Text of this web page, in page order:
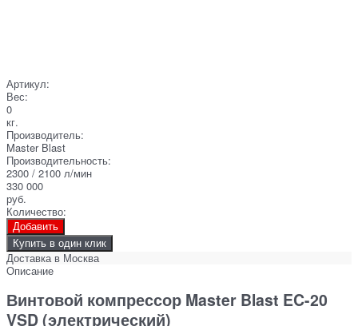
Артикул:
Вес:
0
кг.
Производитель:
Master Blast
Производительность:
2300 / 2100 л/мин
330 000
руб.
Количество:
Добавить
Купить в один клик
Доставка в Москва
Описание
Винтовой компрессор Master Blast EC-20
VSD (электрический)